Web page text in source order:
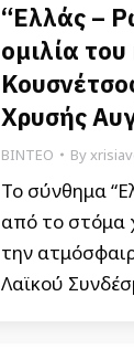
“Ελλάς –
ομιλία
Χρυσής
ΒΙΝΤΕΟ By
Το σύνθημα
από το στόμα
την
Λαϊκού